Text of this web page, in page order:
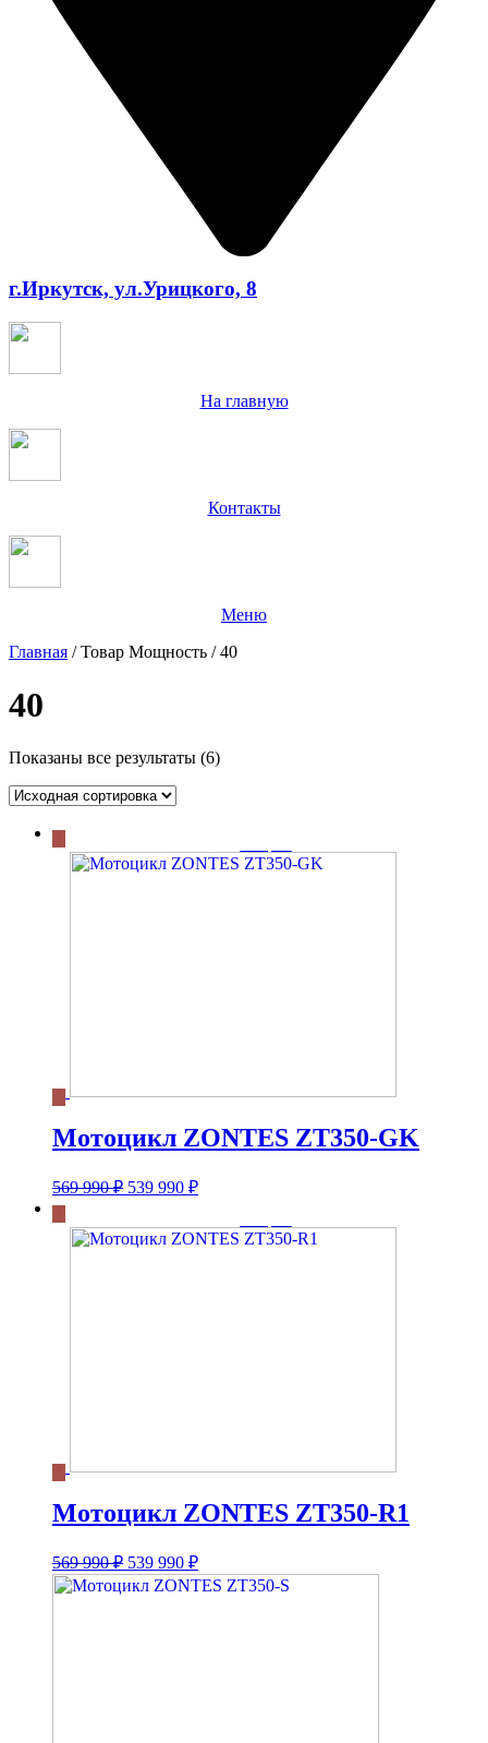
г.Иркутск, ул.Урицкого, 8
На главную
Контакты
Меню
Главная / Товар Мощность / 40
40
Показаны все результаты (6)
Мотоцикл ZONTES ZT350-GK
569 990₽ Первоначальная
569
539 990 ₽Текущая
990 ₽.
Мотоцикл ZONTES ZT350-R1
569 990₽ Первоначальная
цена
составляла
539 990 ₽Текущая
цена:
539